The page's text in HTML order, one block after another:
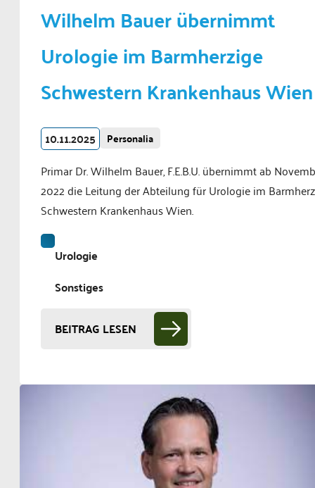
Wilhelm Bauer übernimmt
Urologie im Barmherzige
Schwestern Krankenhaus Wien
10.11.2025 Personalia
Primar Dr. Wilhelm Bauer, F.E.B.U. übernimmt ab
2022 die Leitung der Abteilung für Urologie im
Schwestern Krankenhaus Wien.
Urologie
Sonstiges
BEITRAG LESEN